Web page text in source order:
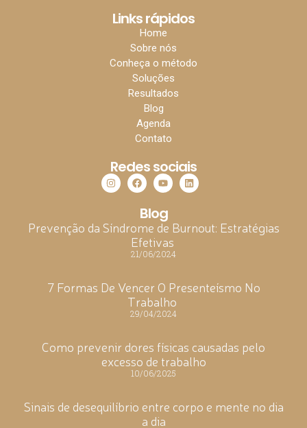
Links rápidos
Home
Sobre nós
Conheça o método
Soluções
Resultados
Blog
Agenda
Contato
Redes sociais
Blog
Prevenção da Síndrome de Burnout: Estratégias
Efetivas
21/06/2024
7 Formas De Vencer O Presenteísmo No
Trabalho
29/04/2024
Como prevenir dores físicas causadas pelo
excesso de trabalho
10/06/2025
Sinais de desequilíbrio entre corpo e mente no dia
a dia